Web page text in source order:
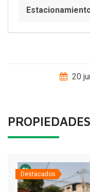
20
Destacados